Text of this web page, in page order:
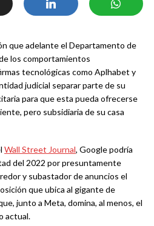
que adelante el Departamento de
los comportamientos
tecnológicas como Aplhabet y
judicial separar parte de su
para que esta pueda ofrecerse
pero subsidiaria de su casa
Wall Street Journal, Google podría
del 2022 por presuntamente
y subastador de anuncios el
que ubica al gigante de
junto a Meta, domina, al menos, el
actual.